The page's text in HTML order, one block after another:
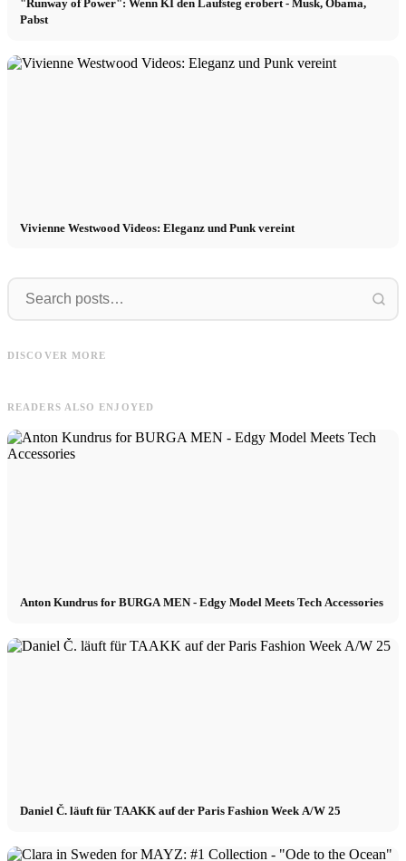
"Runway of Power": Wenn KI den Laufsteg erobert - Musk, Obama,
Pabst
Vivienne Westwood Videos: Eleganz und Punk vereint
DISCOVER MORE
bestellen: So funktioniert es
READERS ALSO ENJOYED
Anton Kundrus for BURGA MEN - Edgy Model Meets Tech Accessories
Daniel Č. läuft für TAAKK auf der Paris Fashion Week A/W 25